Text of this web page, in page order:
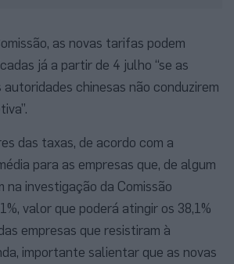
as novas tarifas podem
já a partir de 4 julho “se as
autoridades chinesas não conduzirem
das taxas, de acordo com a
para as empresas que, de algum
na investigação da Comissão
valor que poderá atingir os 38,1%
empresas que resistiram à
importante salientar que as novas